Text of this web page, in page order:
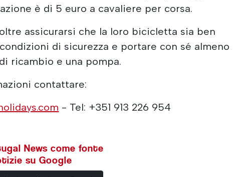
è di 5 euro a cavaliere per corsa.
assicurarsi che la loro bicicletta sia ben
di sicurezza e portare con sé almeno
ricambio e una pompa.
contattare:
- Tel: +351 913 226 954
News come fonte
su Google